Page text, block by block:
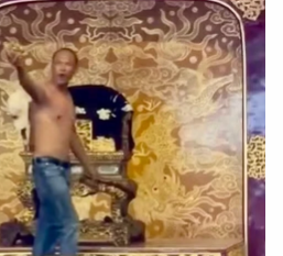
Ảnh
Văn nghệ Công an